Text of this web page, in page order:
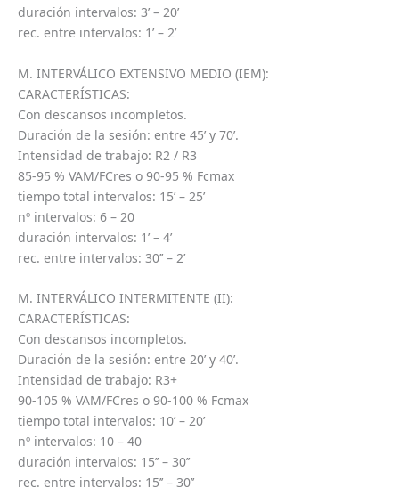
duración intervalos: 3’ – 20’
rec. entre intervalos: 1’ – 2’
M. INTERVÁLICO EXTENSIVO MEDIO (IEM):
CARACTERÍSTICAS:
Con descansos incompletos.
Duración de la sesión: entre 45’ y 70’.
Intensidad de trabajo: R2 / R3
85-95 % VAM/FCres o 90-95 % Fcmax
tiempo total intervalos: 15’ – 25’
nº intervalos: 6 – 20
duración intervalos: 1’ – 4’
rec. entre intervalos: 30’’ – 2’
M. INTERVÁLICO INTERMITENTE (II):
CARACTERÍSTICAS:
Con descansos incompletos.
Duración de la sesión: entre 20’ y 40’.
Intensidad de trabajo: R3+
90-105 % VAM/FCres o 90-100 % Fcmax
tiempo total intervalos: 10’ – 20’
nº intervalos: 10 – 40
duración intervalos: 15’’ – 30’’
rec. entre intervalos: 15’’ – 30’’